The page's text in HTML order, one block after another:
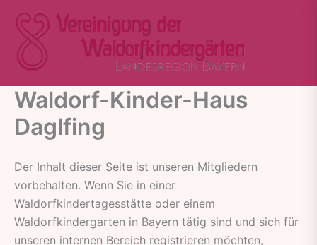
Inhalt
springen
Waldorf-Kinder-Haus
Daglfing
Der Inhalt dieser Seite ist unseren Mitgliedern
vorbehalten. Wenn Sie in einer
Waldorfkindertagesstätte oder einem
Waldorfkindergarten in Bayern tätig sind und sich für
unseren internen Bereich registrieren möchten,